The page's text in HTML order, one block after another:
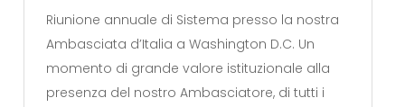
Riunione annuale di Sistema presso la nostra
Ambasciata d’Italia a Washington D.C. Un
momento di grande valore istituzionale alla
presenza del nostro Ambasciatore, di tutti i